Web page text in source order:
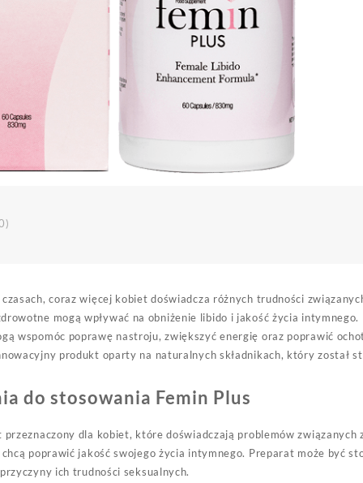
coraz więcej kobiet doświadcza różnych trudności
mogą wpływać na obniżenie libido i jakość życia
wspomóc poprawę nastroju, zwiększyć energię oraz poprawić
produkt oparty na naturalnych składnikach, który został
do stosowania Femin Plus
przeznaczony dla kobiet, które doświadczają problemów
poprawić jakość swojego życia intymnego. Preparat może być
ich trudności seksualnych.